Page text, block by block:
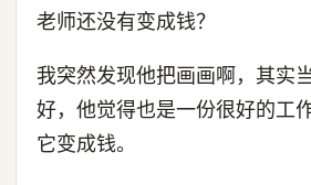
老师还没有变成钱？
我突然发现他把画画啊，其实
好，他觉得也是一份很好的工
它变成钱。